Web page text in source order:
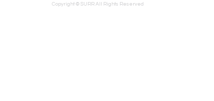
Copyright © SURR All Rights Reserved